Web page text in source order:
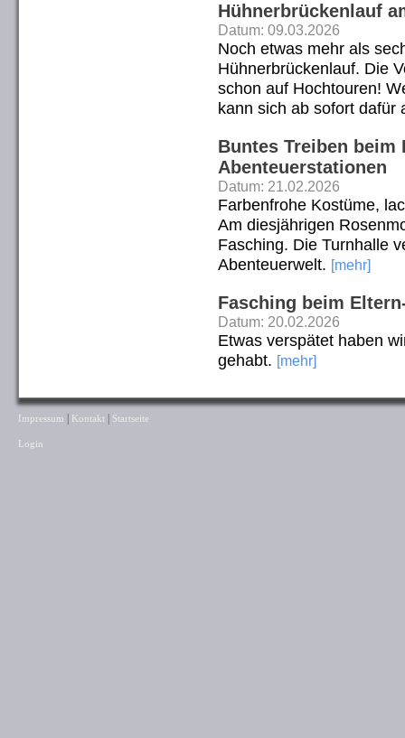
Hühnerbrückenlauf
Datum: 09.03.2026
Noch etwas mehr als
Hühnerbrückenlauf. Die
schon auf Hochtouren!
kann sich ab sofort dafür
Buntes Treiben
Abenteuerstationen
Datum: 21.02.2026
Farbenfrohe Kostüme,
Am diesjährigen
Fasching. Die Turnhalle
Abenteuerwelt. [mehr]
Fasching beim
Datum: 20.02.2026
Etwas verspätet haben
gehabt. [mehr]
Impressum Kontakt Startseite
Login